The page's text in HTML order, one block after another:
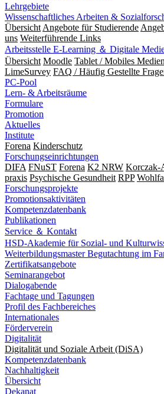
Lehrgebiete
Wissenschaftliches Arbeiten &
Übersicht Angebote für Studierende
uns Weiterführende Links
Arbeitsstelle E-Learning ＆ Digitale
Übersicht Moodle Tablet / Mobiles
LimeSurvey FAQ / Häufig Gestellte
PC-Pool
Lern- & Arbeitsräume
Formulare
Promotion
Aktuelles
Institute
Forena Kinderschutz
Forschungseinrichtungen
DIFA FNuST Forena K2 NRW Korczak-
praxis Psy­chische Gesund­heit RPP
Forschungsprojekte
Promotionsaktivitäten
Kompetenzdatenbank
Publikationen
Service ＆ Kontakt
HSD-Akademie für Sozial- und
Weiterbildungsmaster Begutachtung im
Zertifikatsangebote
Seminarangebot
Dialogabende
Fachtage und Tagungen
Profil des Fachbereiches
Internationales
Förderverein
Digitalität
Digitalität und Soziale Arbeit (DiSA)
Kompetenzdatenbank
Nachhaltigkeit
Übersicht
Dekanat